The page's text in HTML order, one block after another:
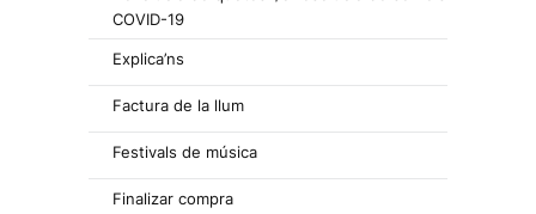
COVID-19
Explica’ns
Factura de la llum
Festivals de música
Finalizar compra